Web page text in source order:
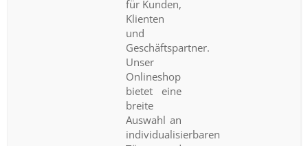
für Kunden,
Klienten
und
Geschäftspartner.
Unser
Onlineshop
bietet eine
breite
Auswahl an
individualisierbaren